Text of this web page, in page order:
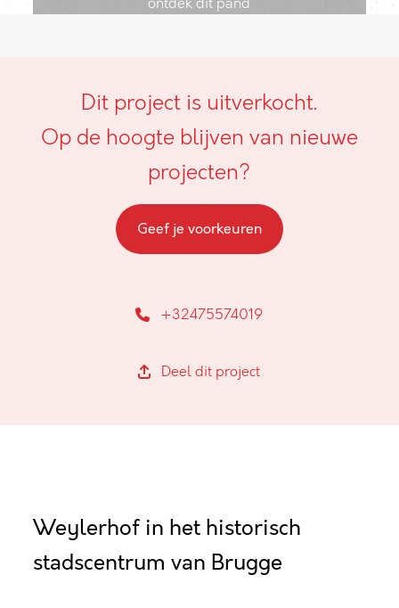
Dit project is uitverkocht.
Op de hoogte blijven van nieuwe
projecten?
Geef je voorkeuren
+32475574019
Deel dit project
Weylerhof in het historisch
stadscentrum van Brugge